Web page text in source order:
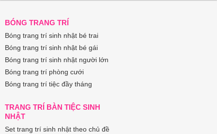
BÓNG TRANG TRÍ
Bóng trang trí sinh nhật bé trai
Bóng trang trí sinh nhật bé gái
Bóng trang trí sinh nhật người lớn
Bóng trang trí phòng cưới
Bóng trang trí tiệc đầy tháng
TRANG TRÍ BÀN TIỆC SINH
NHẬT
Set trang trí sinh nhật theo chủ đề